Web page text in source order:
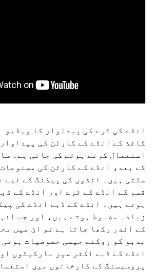
انڈے کی ٹرے کی پیداوار کا ویڈیو
کاغذ کے انڈے کے کارٹن کی
استعمال کرتے ہوئے کی جاتی ہے۔
کے بعد، انڈے کے کارٹن کی
سکتی ہیں۔ انڈوں کی پیکنگ کے لیے
قسم کے انڈے کے ٹرے اور انڈے کے
ہوتے ہیں۔ انڈے کے ڈبے انڈے کی
زیادہ مضبوط ہوتے ہیں، اور جب
کے اندر رکھا جاتا ہے تو ان میں
بدبو کو روکنے جیسی خصوصیات
انڈے کے ڈبے اکثر سپر مارکیٹوں
پروسیسنگ کے کارخانوں میں